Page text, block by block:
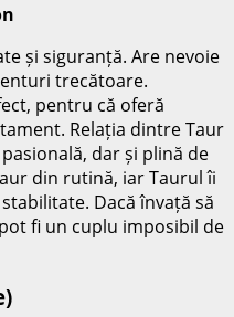
și siguranță. Are nevoie
trecătoare.
pentru că oferă
Relația dintre Taur
dar și plină de
din rutină, iar Taurul îi
Dacă învață să
fi un cuplu imposibil de